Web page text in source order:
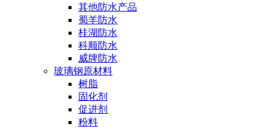
其他防水产品
蜀羊防水
桂湖防水
科顺防水
威牌防水
玻璃钢原材料
树脂
固化剂
促进剂
粉料